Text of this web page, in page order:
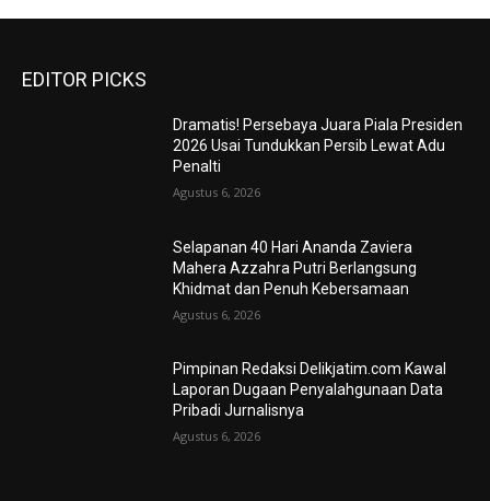
EDITOR PICKS
Dramatis! Persebaya Juara Piala Presiden
2026 Usai Tundukkan Persib Lewat Adu
Penalti
Agustus 6, 2026
Selapanan 40 Hari Ananda Zaviera
Mahera Azzahra Putri Berlangsung
Khidmat dan Penuh Kebersamaan
Agustus 6, 2026
Pimpinan Redaksi Delikjatim.com Kawal
Laporan Dugaan Penyalahgunaan Data
Pribadi Jurnalisnya
Agustus 6, 2026